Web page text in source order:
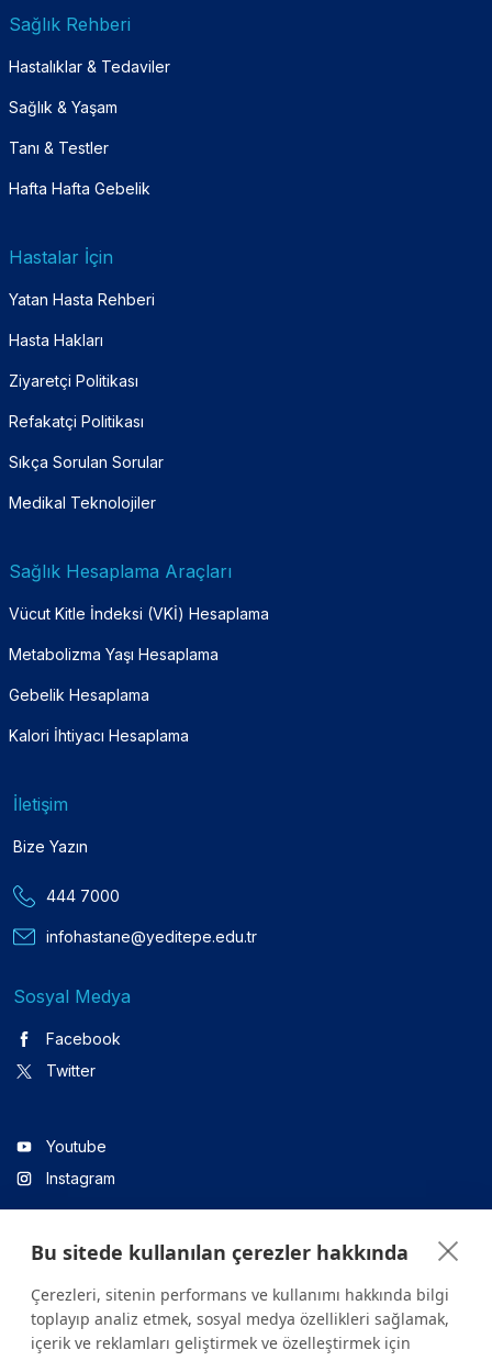
Sağlık Rehberi
Hastalıklar & Tedaviler
Sağlık & Yaşam
Tanı & Testler
Hafta Hafta Gebelik
Hastalar İçin
Yatan Hasta Rehberi
Hasta Hakları
Ziyaretçi Politikası
Refakatçi Politikası
Sıkça Sorulan Sorular
Medikal Teknolojiler
Sağlık Hesaplama Araçları
Vücut Kitle İndeksi (VKİ) Hesaplama
Metabolizma Yaşı Hesaplama
Gebelik Hesaplama
Kalori İhtiyacı Hesaplama
İletişim
Bize Yazın
444 7000
infohastane@yeditepe.edu.tr
Sosyal Medya
Facebook
Twitter
Youtube
Instagram
Linkedin
Bu sitede kullanılan çerezler hakkında
Çerezleri, sitenin performans ve kullanımı hakkında bilgi
toplayıp analiz etmek, sosyal medya özellikleri sağlamak,
içerik ve reklamları geliştirmek ve özelleştirmek için